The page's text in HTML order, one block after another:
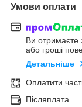
Умови оплати
Ви отримаєте
або гроші
Детальніше
Оплатити
Післяплата